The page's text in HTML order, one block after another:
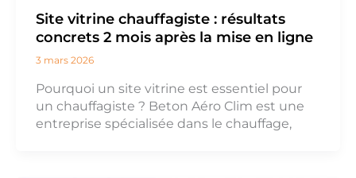
Site vitrine chauffagiste : résultats
concrets 2 mois après la mise en ligne
3 mars 2026
Pourquoi un site vitrine est essentiel pour
un chauffagiste ? Beton Aéro Clim est une
entreprise spécialisée dans le chauffage,